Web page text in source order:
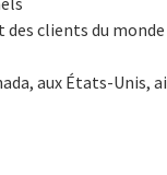
des clients du
aux États-Unis,